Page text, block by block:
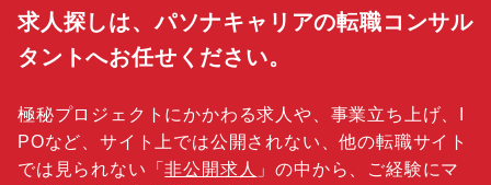
求人探しは、パソナキャリアの転職コンサル
タントへお任せください。
極秘プロジェクトにかかわる求人や、事業立ち上げ、I
POなど、サイト上では公開されない、他の転職サイト
では見られない「非公開求人 」の中から、ご経験にマ